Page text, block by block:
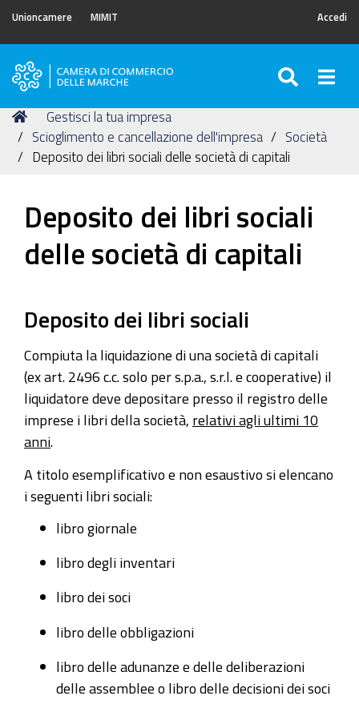
Unioncamere MIMIT Accedi
Camera
Commercio
delle
Marche
Tu
sei
qui:
Home
Gestisci la tua impresa
Scioglimento e cancellazione dell'impresa
Società
Deposito dei libri sociali delle società di capitali
Deposito dei libri sociali
delle società di capitali
Deposito dei libri sociali
Compiuta la liquidazione di una società di capitali
(ex art. 2496 c.c. solo per s.p.a., s.r.l. e cooperative) il
liquidatore deve depositare presso il registro delle
imprese i libri della società, relativi agli ultimi 10
anni
A titolo esemplificativo e non esaustivo si elencano
i seguenti libri sociali:
libro giornale
libro degli inventari
libro dei soci
libro delle obbligazioni
libro delle adunanze e delle deliberazioni
delle assemblee o libro delle decisioni dei soci